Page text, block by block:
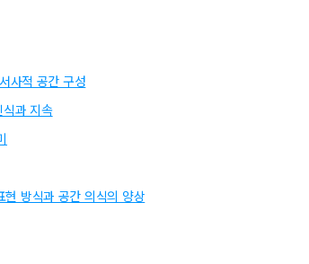
사적 공간 구성
과 지속
방식과 공간 의식의 양상